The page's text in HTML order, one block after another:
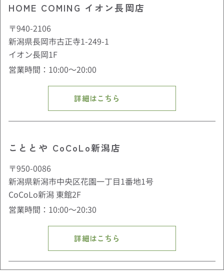
HOME COMING イオン長岡店
〒940-2106
新潟県長岡市古正寺1-249-1
イオン長岡1F
営業時間：10:00〜20:00
詳細はこちら
こととや CoCoLo新潟店
〒950-0086
新潟県新潟市中央区花園一丁目1番地1号
CoCoLo新潟 東館2F
営業時間：10:00〜20:30
詳細はこちら